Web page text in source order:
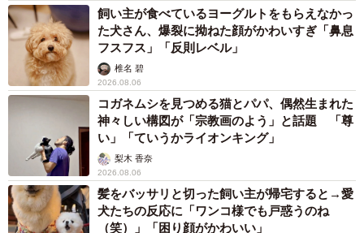
飼い主が食べているヨーグルトをもらえなかっ
た犬さん、爆裂に拗ねた顔がかわいすぎ「鼻息
フスフス」「反則レベル」
椎名 碧
2026.08.06
コガネムシを見つめる猫とパパ、偶然生まれた
神々しい構図が「宗教画のよう」と話題 「尊
い」「ていうかライオンキング」
梨木 香奈
2026.08.06
髪をバッサリと切った飼い主が帰宅すると→愛
犬たちの反応に「ワンコ様でも戸惑うのね
（笑）」「困り顔がかわいい」